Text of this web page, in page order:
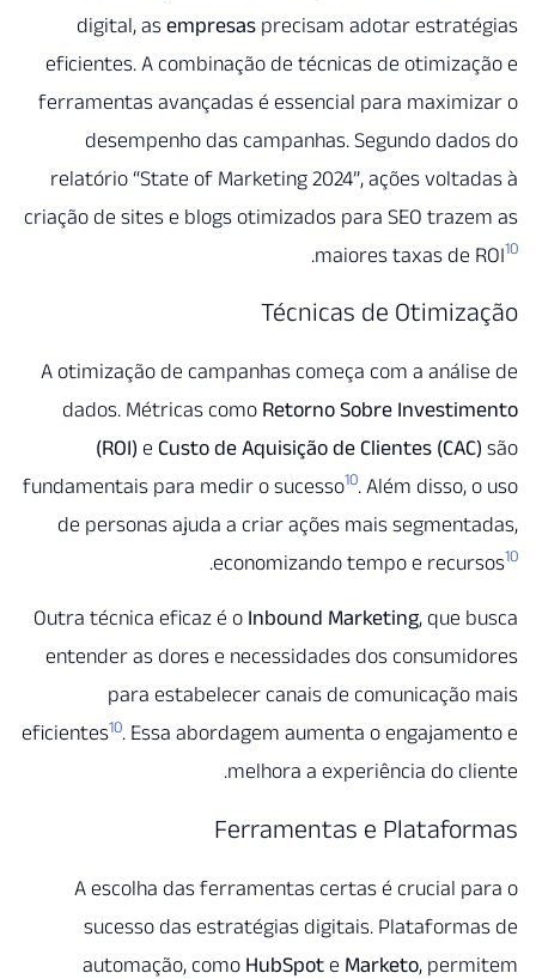
digital, asempresasprecisam adotar
eficientes. A combinação de técnicas de
ferramentas avançadas é essencial para
desempenho das campanhas. Segundo
relatório “State of Marketing 2024”, ações
criação de sites e blogs otimizados para SEO
maiores taxas de
.
Técnicas de
A otimização de campanhas começa com a
dados. Métricas comoRetorno Sobre
(ROI)eCusto de Aquisição de Clientes
fundamentais para medir o sucesso 10. Além
de personas ajuda a criar ações mais
economizando tempo e
.
Outra técnica eficaz é oInbound Marketing, que
entender as dores e necessidades dos
para estabelecer canais de
eficientes 10. Essa abordagem aumenta o
melhora a experiência do
Ferramentas e
A escolha das ferramentas certas é crucial
sucesso das estratégias digitais.
automação, comoHubSpoteMarketo,